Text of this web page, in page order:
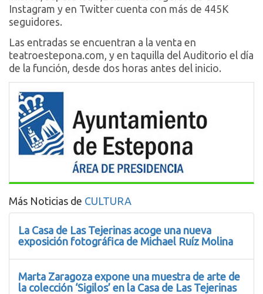
Instagram y en Twitter cuenta con más de 445K
seguidores.
Las entradas se encuentran a la venta en
teatroestepona.com, y en taquilla del Auditorio el día
de la función, desde dos horas antes del inicio.
Más Noticias de CULTURA
La Casa de Las Tejerinas acoge una nueva
exposición fotográfica de Michael Ruíz Molina
Marta Zaragoza expone una muestra de arte de
la colección ‘Sigilos’ en la Casa de Las Tejerinas